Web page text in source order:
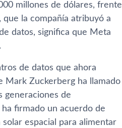
millones de dólares, frente
la compañía atribuyó a
datos, significa que Meta
de datos que ahora
Mark Zuckerberg ha llamado
generaciones de
firmado un acuerdo de
espacial para alimentar